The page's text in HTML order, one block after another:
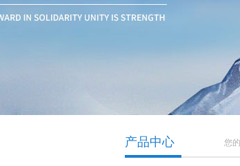
您
产品中心